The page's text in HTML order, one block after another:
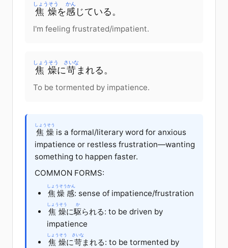
焦燥
しょうそう
を感
かん
じている 。
I'm feeling frustrated/impatient.
焦燥
しょうそう
に苛
さいな
まれる。
To be tormented by impatience.
焦燥
しょうそう
is a formal/literary word for anxious
impatience or restless frustration—wanting
something to happen faster.
COMMON FORMS:
焦燥感
しょうそうかん
: sense of impatience/frustration
焦燥
しょうそう
に駆
か
られる: to be driven by
impatience
焦燥
しょうそう
に苛
さいな
まれる: to be tormented by